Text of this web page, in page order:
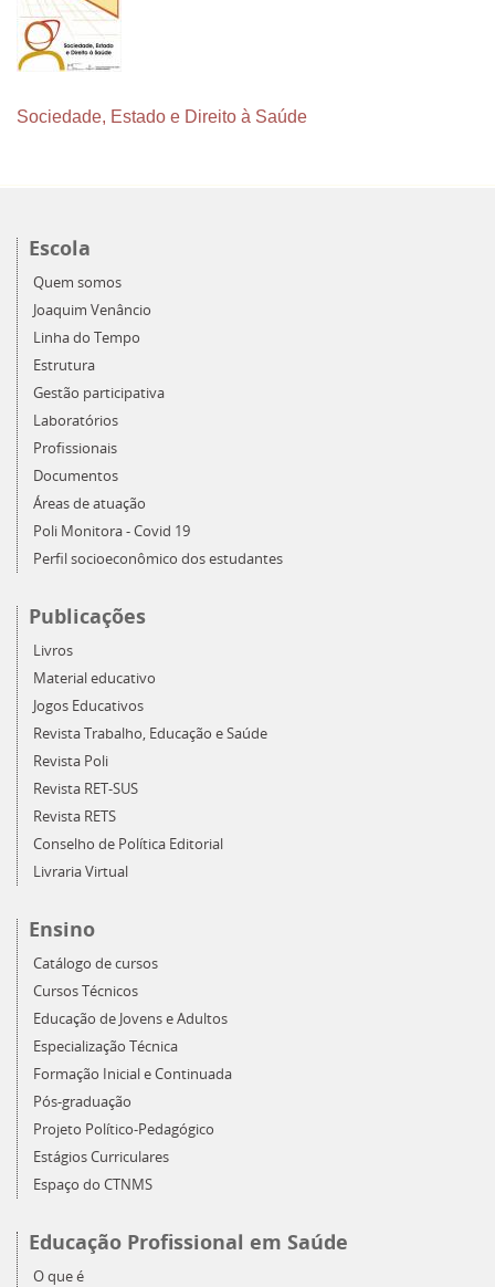
Sociedade, Estado e Direito à Saúde
Escola
Quem somos
Joaquim Venâncio
Linha do Tempo
Estrutura
Gestão participativa
Laboratórios
Profissionais
Documentos
Áreas de atuação
Poli Monitora - Covid 19
Perfil socioeconômico dos estudantes
Publicações
Livros
Material educativo
Jogos Educativos
Revista Trabalho, Educação e Saúde
Revista Poli
Revista RET-SUS
Revista RETS
Conselho de Política Editorial
Livraria Virtual
Ensino
Catálogo de cursos
Cursos Técnicos
Educação de Jovens e Adultos
Especialização Técnica
Formação Inicial e Continuada
Pós-graduação
Projeto Político-Pedagógico
Estágios Curriculares
Espaço do CTNMS
Educação Profissional em Saúde
O que é